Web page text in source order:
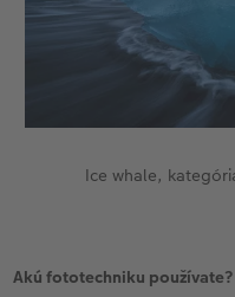
Ice whale,
Akú fototechniku používate?